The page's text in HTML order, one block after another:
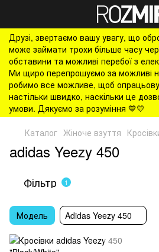
Друзі, звертаємо вашу увагу, що
може займати трохи більше часу
обставини та можливі перебої з
Ми щиро перепрошуємо за можливі
робимо все можливе, щоб
настільки швидко, наскільки це
умови. Дякуємо за розуміння 💙💛
Каталог Жіноче взуття
adidas Yeezy 450
Фільтр 1
Модель Adidas Yeezy 450